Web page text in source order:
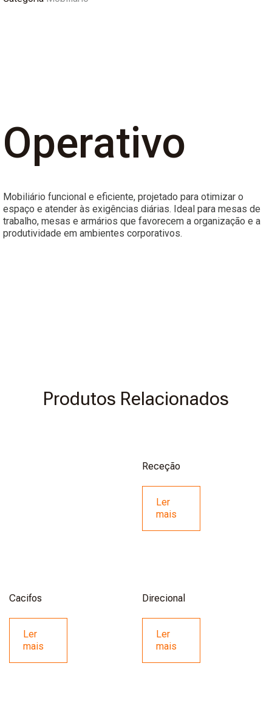
Operativo
Mobiliário funcional e eficiente, projetado para otimizar o
espaço e atender às exigências diárias. Ideal para mesas de
trabalho, mesas e armários que favorecem a organização e a
produtividade em ambientes corporativos.
Produtos Relacionados
Receção
Ler
mais
Cacifos
Ler
mais
Direcional
Ler
mais